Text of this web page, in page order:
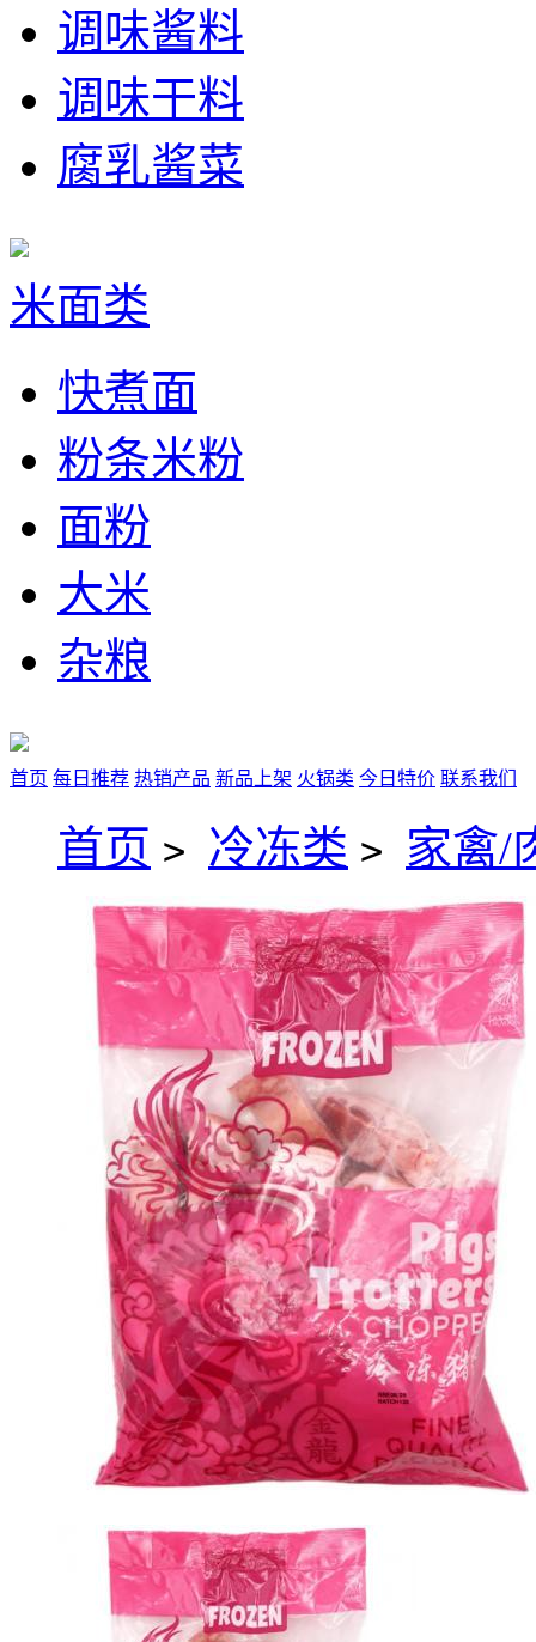
调味酱料
调味干料
腐乳酱菜
米面类
快煮面
粉条米粉
面粉
大米
杂粮
首页 每日推荐 热销产品 新品上架 火锅类 今日特价 联系我们
首页 > 冷冻类 > 家禽/